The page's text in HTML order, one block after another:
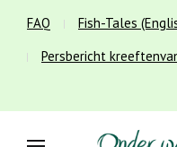
FAQ Fish-Tales
Persbericht